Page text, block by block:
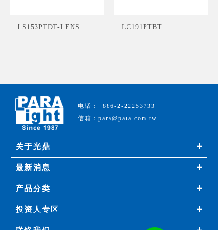
LS153PTDT-LENS LC191PTBT
电话：+886-2-22253733
信箱：para@para.com.tw
关于光鼎
最新消息
产品分类
投资人专区